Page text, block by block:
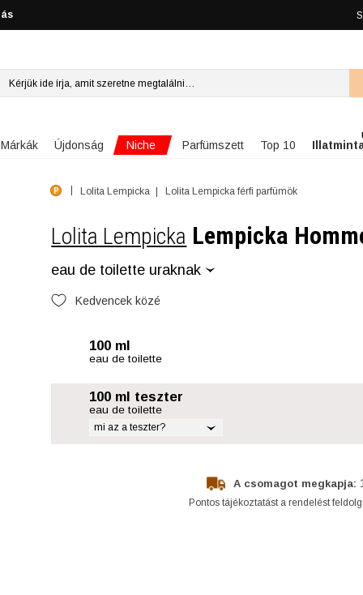
Márkák Újdonság Niche Parfümszett Top 10
Lolita Lempicka Lolita Lempicka férfi parfümök
Lolita Lempicka Lempicka
eau de toilette uraknak
Kedvencek közé
100 ml
eau de toilette
100 ml teszter
eau de toilette
mi az a teszter?
A csomagot megkapja:
Pontos tájékoztatást a rendelést